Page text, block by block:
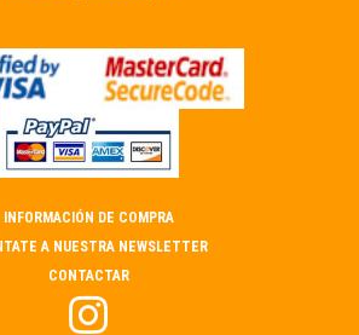
INFORMACIÓN DE COMPRA
A NUESTRA NEWSLETTER
CONTACTAR